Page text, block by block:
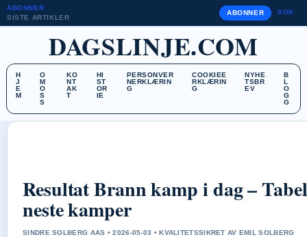
ABONNER
SISTE ARTIKLER
ABONNER SOK
DAGSLINJE.COM
H
J
E
M
O
M
O
S
S
KO
NT
AK
T
HI
ST
OR
IE
PERSONVER
NERKLÆRIN
G
COOKIEE
RKLÆRIN
G
NYHE
TSBR
EV
B
L
O
G
G
Resultat Brann kamp i dag –
neste kamper
SINDRE SOLBERG AAS • 2026-05-03 • KVALITETSSIKRET AV EMIL SOLBERG